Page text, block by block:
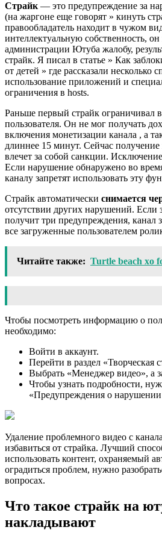
Страйк — это предупреждение за
(на жаргоне еще говорят » кинуть
правообладатель находит в чужом
интеллектуальную собственность, он
администрации Ютуба жалобу,
страйк. Я писал в статье » Как
от детей » где рассказали несколько
использование приложений и
ограничения в hosts.
Раньше первый страйк ограничивал
пользователя. Он не мог получать
включения монетизации канала , а
длиннее 15 минут. Сейчас
влечет за собой санкции.
Если нарушение обнаружено во
каналу запретят использовать эту
Страйк автоматически снимается
отсутствии других нарушений. Если
получит три предупреждения, канал
все загруженные пользователем
Читайте также: Turtle beach xo
Чтобы посмотреть информацию о
необходимо:
Войти в аккаунт.
Перейти в раздел «Творческая
Выбрать «Менеджер видео», а
Чтобы узнать подробности,
«Предупреждения о нарушении
Удаление проблемного видео с
избавиться от страйка. Лучший
использовать контент, охраняемый
оградиться проблем, нужно
вопросах.
Что такое страйк на
накладывают